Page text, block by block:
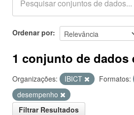
Ordenar por
1 conjunto de dados
Organizações: IBICT Formatos:
desempenho
Filtrar Resultados